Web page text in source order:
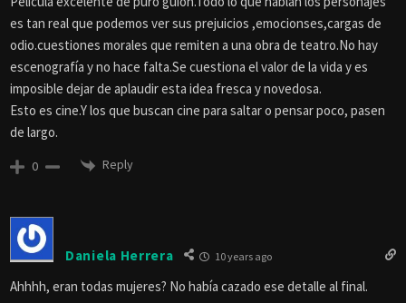
es tan real que podemos ver sus prejuicios ,emocionses,cargas de
odio.cuestiones morales que remiten a una obra de teatro.No hay
escenografía y no hace falta.Se cuestiona el valor de la vida y es
imposible dejar de aplaudir esta idea fresca y novedosa.
Esto es cine.Y los que buscan cine para saltar o pensar poco, pasen
de largo.
0 Reply
Daniela Herrera 10 years ago
Ahhhh, eran todas mujeres? No había cazado ese detalle al final.